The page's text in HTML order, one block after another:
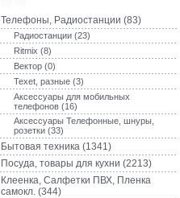
Телефоны, Радиостанции (83)
Радиостанции (23)
Ritmix (8)
Вектор (0)
Texet, разные (3)
Аксессуары для мобильных
телефонов (16)
Аксессуары Телефонные, шнуры,
розетки (33)
Бытовая техника (1341)
Посуда, товары для кухни (2213)
Клеенка, Салфетки ПВХ, Пленка
самокл. (344)